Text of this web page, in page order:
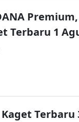
Terbaru 1
Terbaru